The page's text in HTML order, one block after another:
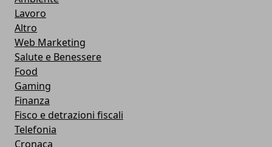
Lavoro
Altro
Web Marketing
Salute e Benessere
Food
Gaming
Finanza
Fisco e detrazioni fiscali
Telefonia
Cronaca